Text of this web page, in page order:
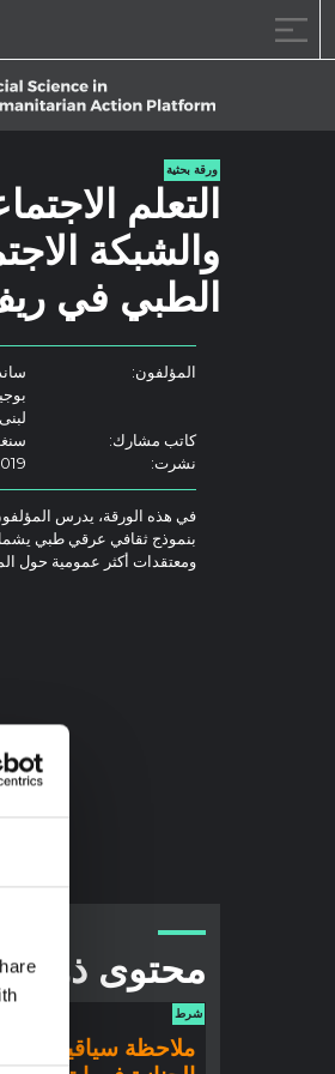
ورقة بحثية
التعلم
والشبكة
الطبي في
المؤلفون:
كاتب مشارك:
نشرت:
في هذه الورقة، يدرس المؤلفون
بنموذج ثقافي عرقي طبي يشمل
ومعتقدات أكثر عمومية حول
محتوى ذو
شرط
ملاحظة سياقية: